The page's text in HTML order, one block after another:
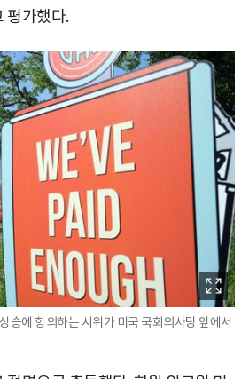
평가했다.
승에 항의하는 시위가 미국 국회의사당 앞에서